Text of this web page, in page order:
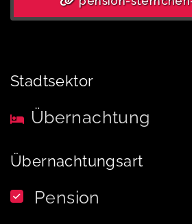
Stadtsektor
Übernachtung
Übernachtungsart
Pension